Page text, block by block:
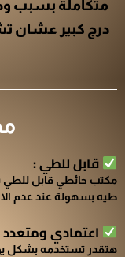
درج كبير عشان
قابل للطي :
مكتب حائطي قابل
طيه بسهولة عند عدم
اعتمادي ومتعدد
هتقدر تستخدمه بشكل